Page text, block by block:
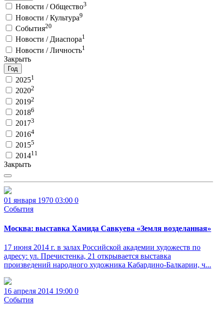
Новости / Общество3
Новости / Культура9
События20
Новости / Диаспора1
Новости / Личность1
Закрыть
Год
20251
20202
20192
20186
20173
20164
20155
201411
Закрыть
01 января 1970 03:00 0
События
Москва: выставка Хамида Савкуева «Земля возделанная»
17 июня 2014 г. в залах Российской академии художеств по
адресу: ул. Пречистенка, 21 открывается выставка
произведений народного художника Кабардино-Балкарии, ч...
16 апреля 2014 19:00 0
События